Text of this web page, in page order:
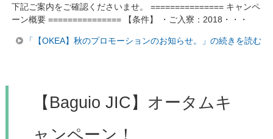
下記ご案内をご確認くださいませ。 =============== キャンペ
ーン概要 =============== 【条件】 ・ご入寮：2018・・・
「【OKEA】秋のプロモーションのお知らせ。」の続きを読む
【Baguio JIC】オータムキ
ャンペーン！